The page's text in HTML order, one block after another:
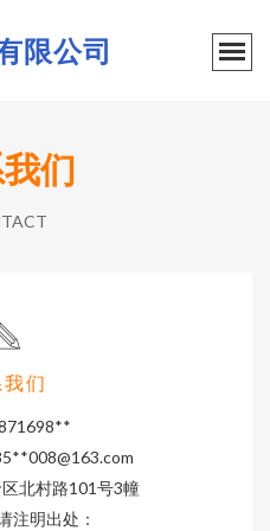
限公司
们
们
008@163.com
北村路101号3幢
注明出处：